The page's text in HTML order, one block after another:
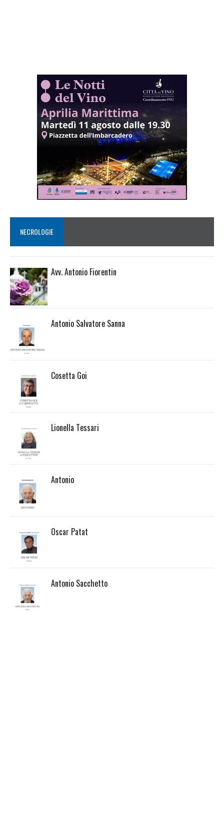
NECROLOGIE
Avv. Antonio Fiorentin
Antonio Salvatore Sanna
Cosetta Goi
Lionella Tessari
Antonio
Oscar Patat
Antonio Sacchetto